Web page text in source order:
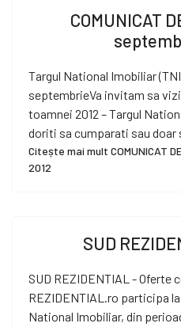
COMUNICAT
Targul National Imobiliar
septembrieVa invitam sa
toamnei 2012 – Targul
doriti sa cumparati sau doar
Citește mai mult COMUNICAT
2012
SUD
SUD REZIDENTIAL - Oferte
REZIDENTIAL.ro participa
National Imobiliar, din